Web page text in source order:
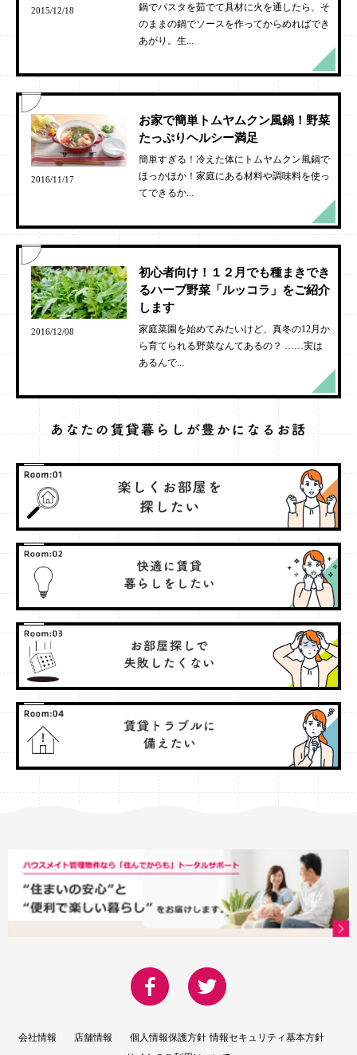
2015/12/18
鍋でパスタを茹でて具材に火を通したら、そ
のままの鍋でソースを作ってからめればでき
あがり。生...
2016/11/17
お家で簡単トムヤムクン風鍋！野菜
たっぷりヘルシー満足
簡単すぎる！冷えた体にトムヤムクン風鍋で
ほっかほか！家庭にある材料や調味料を使っ
てできるか...
2016/12/08
初心者向け！１２月でも種まきでき
るハーブ野菜「ルッコラ」をご紹介
します
家庭菜園を始めてみたいけど、真冬の12月か
ら育てられる野菜なんてあるの？ ……実は
あるんで...
会社情報 店舗情報 個人情報保護方針 情報セキュリティ基本方針